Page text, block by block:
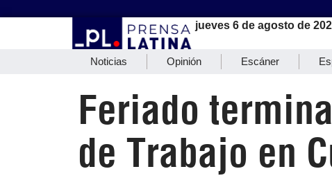
jueves 6 de agosto de
Noticias Opinión Escáner
Feriado
de Trabajo en